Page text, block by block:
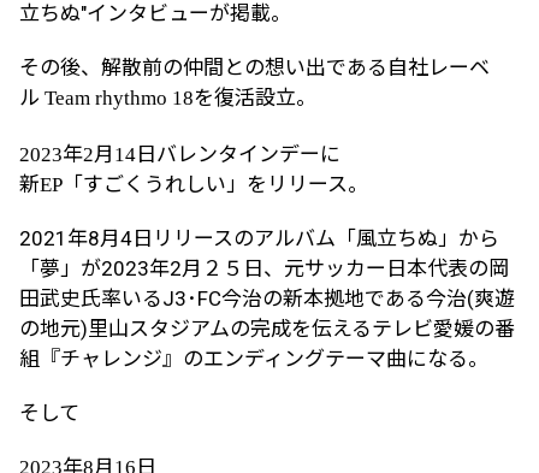
立ちぬ"インタビューが掲載。
その後、解散前の仲間との想い出である自社レーベ
ル Team rhythmo 18を復活設立。
2023年2月 14 日バレンタインデーに
新EP 「すごくうれしい」をリリース。
2021年8月4日リリースのアルバム「風立ちぬ」から
「夢」が2023年2月２５日、元サッカー日本代表の岡
田武史氏率いるJ3･FC今治の新本拠地である今治(爽遊
の地元)里山スタジアムの完成を伝えるテレビ愛媛の番
組『チャレンジ』のエンディングテーマ曲になる。
そして
2023年8月 16 日